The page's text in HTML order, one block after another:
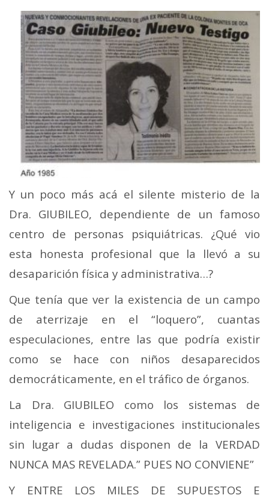
Y un poco más acá el silente misterio de la
Dra. GIUBILEO, dependiente de un famoso
centro de personas psiquiátricas. ¿Qué vio
esta honesta profesional que la llevó a su
desaparición física y administrativa…?
Que tenía que ver la existencia de un campo
de aterrizaje en el “loquero”, cuantas
especulaciones, entre las que podría existir
como se hace con niños desaparecidos
democráticamente, en el tráfico de órganos.
La Dra. GIUBILEO como los sistemas de
inteligencia e investigaciones institucionales
sin lugar a dudas disponen de la VERDAD
NUNCA MAS REVELADA.” PUES NO CONVIENE”
Y ENTRE LOS MILES DE SUPUESTOS E